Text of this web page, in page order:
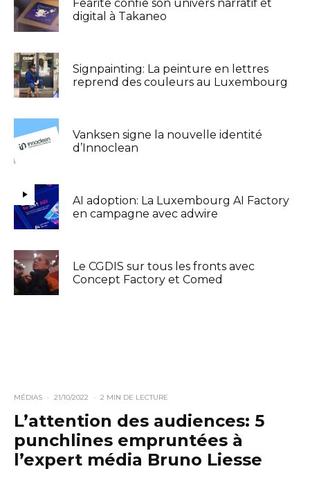
Fearite confie son univers narratif et
digital à Takaneo
Signpainting: La peinture en lettres
reprend des couleurs au Luxembourg
Vanksen signe la nouvelle identité
d’Innoclean
AI adoption: La Luxembourg AI Factory
en campagne avec adwire
Le CGDIS sur tous les fronts avec
Concept Factory et Comed
MÉDIAS · 21/10/2022 · 2 MIN DE LECTURE
L’attention des audiences: 5
punchlines empruntées à
l’expert média Bruno Liesse